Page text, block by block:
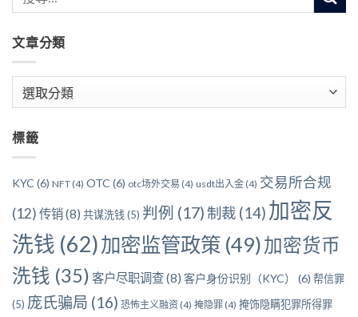
文章分類
類
標籤
KYC (6) NFT (4) OTC (6) otc场外交易 (4) usdt出入金 (4) 交易所合规
(12) 传销(8) 共谋洗钱(5) 判例 (17)制裁 (14) 加密反
洗钱 (62)加密监管政策 (49)加密货币
洗钱 (35) 客户尽职调查(8) 客户身份识别（KYC） (6) 帮信罪
(5) 庞氏骗局 (16) 恐怖主义融资 (4) 掩隐罪 (4) 掩饰隐瞒犯罪所得罪